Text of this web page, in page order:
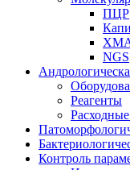
ПЦР
NGS
Реагенты
Контроль